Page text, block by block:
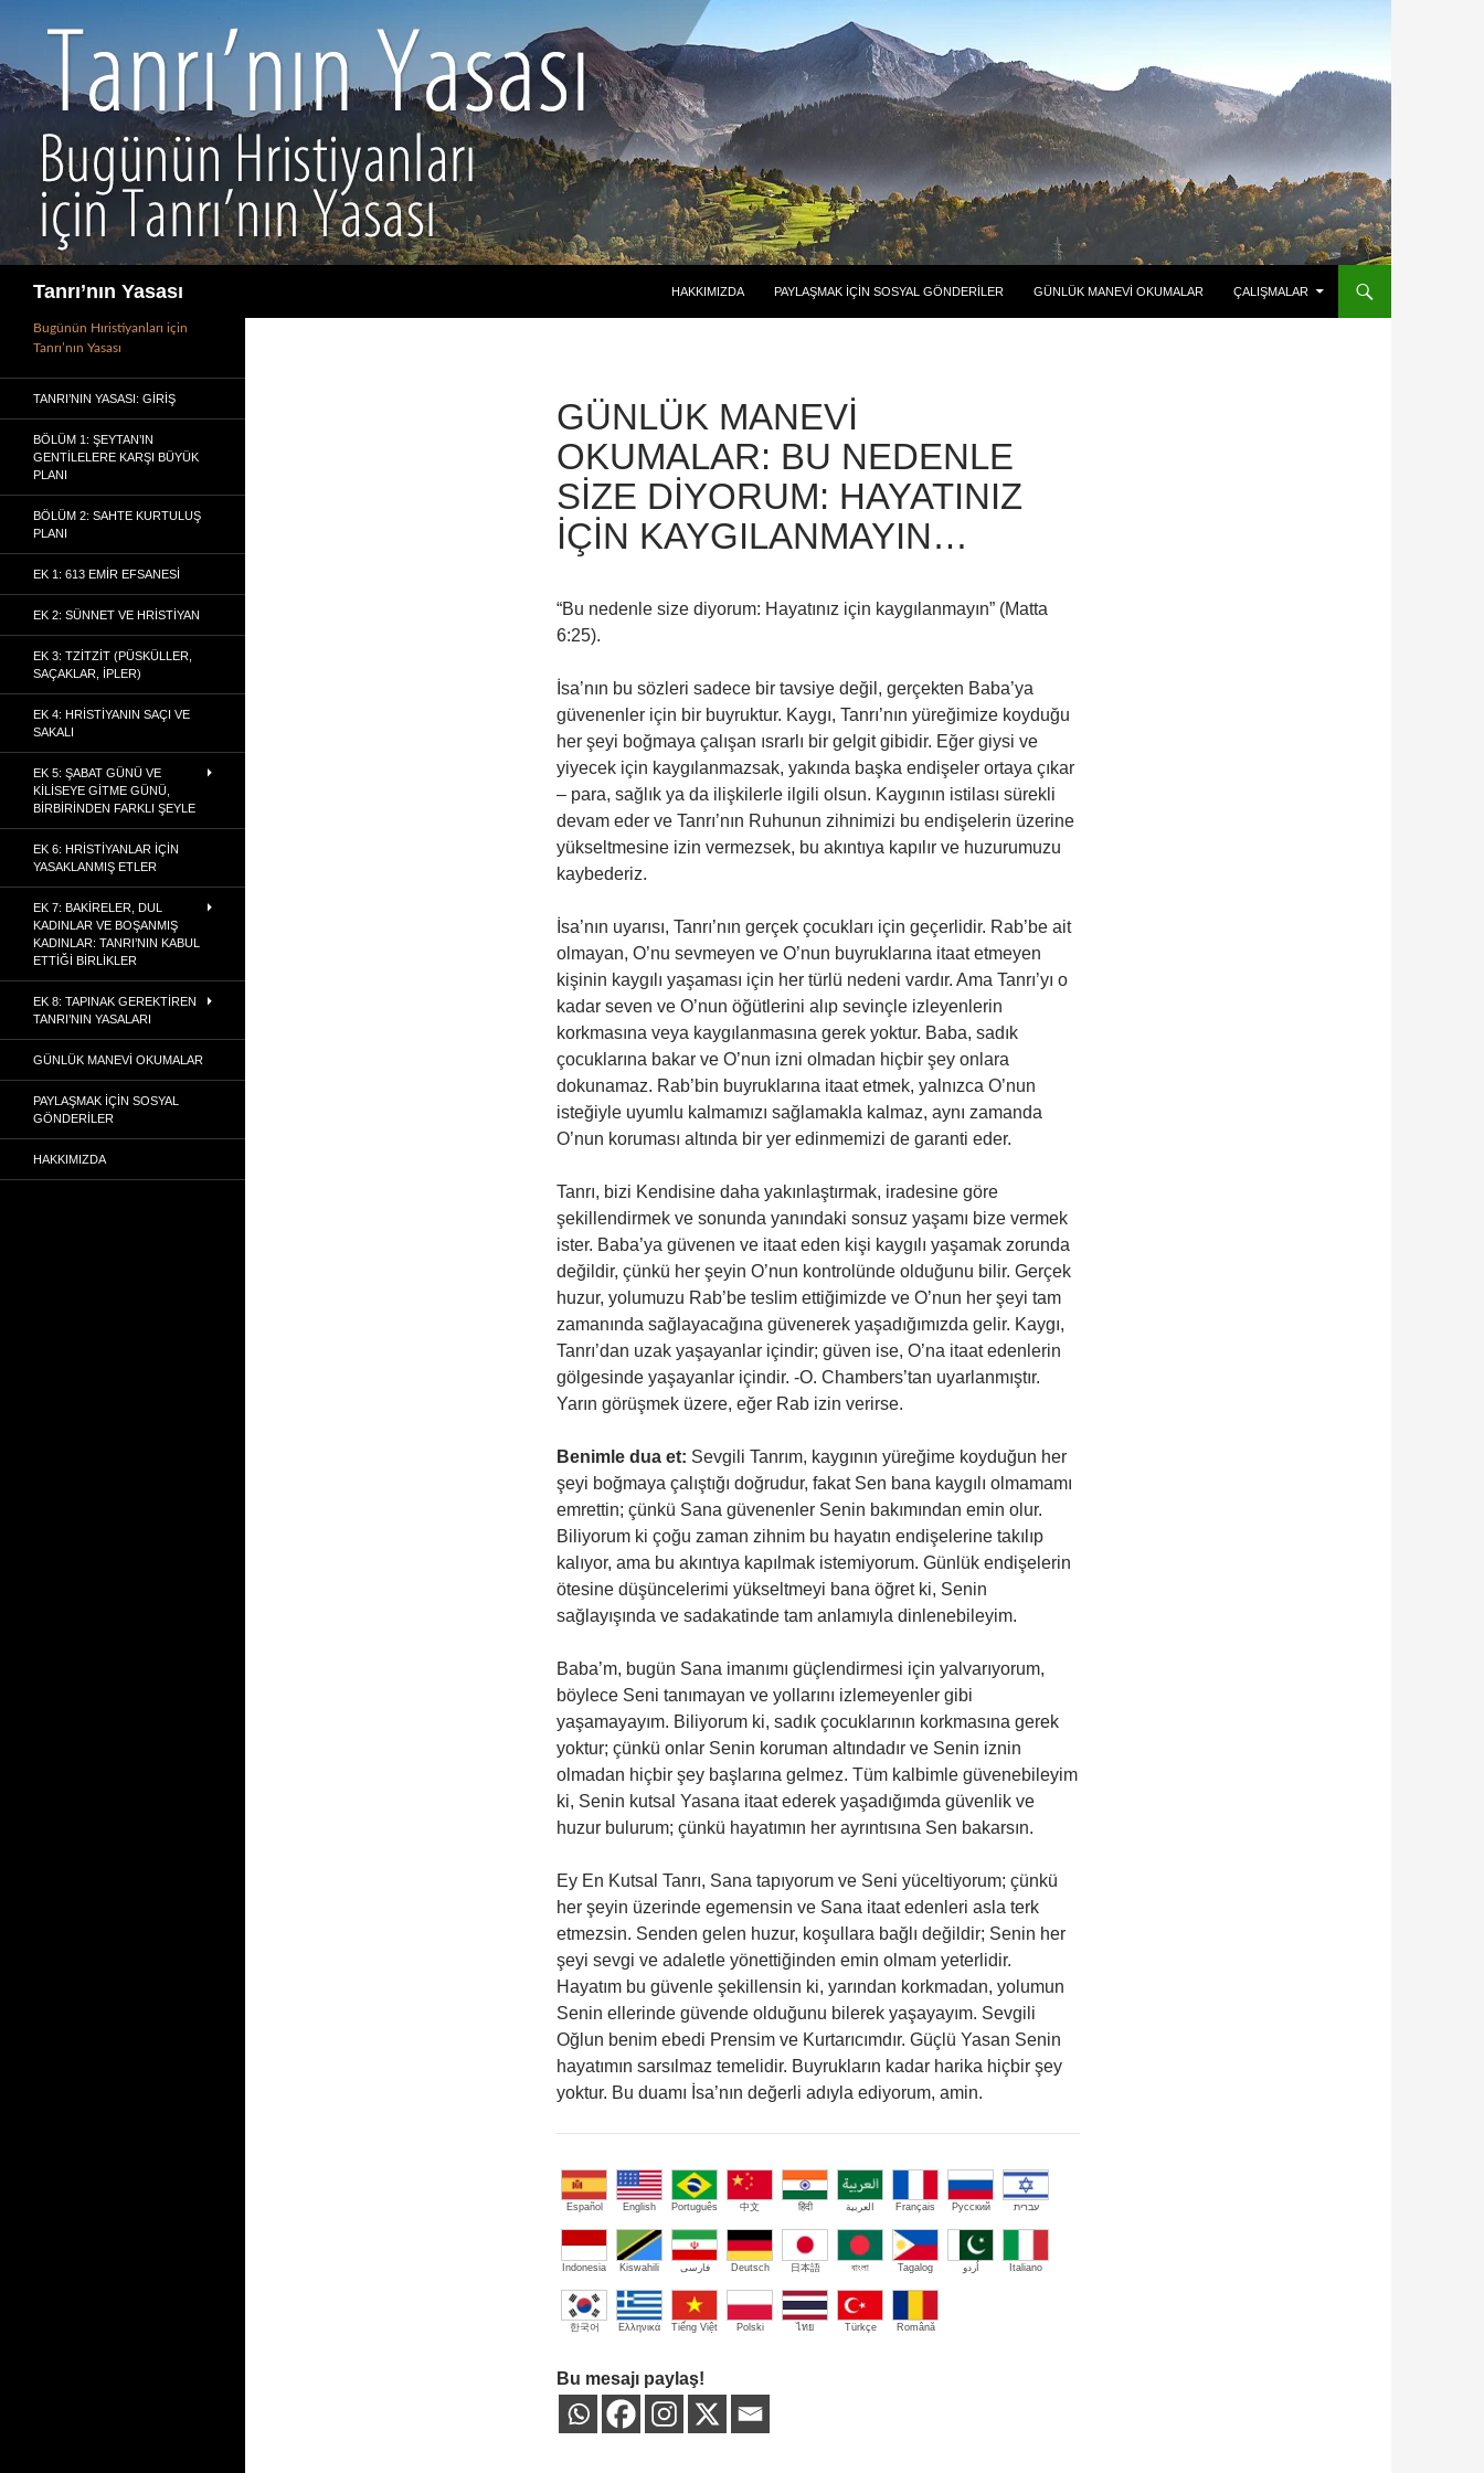
Tanrı’nın Yasası HAKKIMIZDA PAYLAŞMAK İÇIN SOSYAL GÖNDERILER GÜNLÜK MANEVI OKUMALAR ÇALIŞMALAR
GÜNLÜK MANEVI
OKUMALAR: BU NEDENLE
SIZE DIYORUM: HAYATINIZ
IÇIN KAYGILANMAYIN…
“Bu nedenle size diyorum: Hayatınız için kaygılanmayın” (Matta
6:25).
İsa’nın bu sözleri sadece bir tavsiye değil, gerçekten Baba’ya
güvenenler için bir buyruktur. Kaygı, Tanrı’nın yüreğimize koyduğu
her şeyi boğmaya çalışan ısrarlı bir gelgit gibidir. Eğer giysi ve
yiyecek için kaygılanmazsak, yakında başka endişeler ortaya çıkar
– para, sağlık ya da ilişkilerle ilgili olsun. Kaygının istilası sürekli
devam eder ve Tanrı’nın Ruhunun zihnimizi bu endişelerin üzerine
yükseltmesine izin vermezsek, bu akıntıya kapılır ve huzurumuzu
kaybederiz.
İsa’nın uyarısı, Tanrı’nın gerçek çocukları için geçerlidir. Rab’be ait
olmayan, O’nu sevmeyen ve O’nun buyruklarına itaat etmeyen
kişinin kaygılı yaşaması için her türlü nedeni vardır. Ama Tanrı’yı o
kadar seven ve O’nun öğütlerini alıp sevinçle izleyenlerin
korkmasına veya kaygılanmasına gerek yoktur. Baba, sadık
çocuklarına bakar ve O’nun izni olmadan hiçbir şey onlara
dokunamaz. Rab’bin buyruklarına itaat etmek, yalnızca O’nun
isteğiyle uyumlu kalmamızı sağlamakla kalmaz, aynı zamanda
O’nun koruması altında bir yer edinmemizi de garanti eder.
Tanrı, bizi Kendisine daha yakınlaştırmak, iradesine göre
şekillendirmek ve sonunda yanındaki sonsuz yaşamı bize vermek
ister. Baba’ya güvenen ve itaat eden kişi kaygılı yaşamak zorunda
değildir, çünkü her şeyin O’nun kontrolünde olduğunu bilir. Gerçek
huzur, yolumuzu Rab’be teslim ettiğimizde ve O’nun her şeyi tam
zamanında sağlayacağına güvenerek yaşadığımızda gelir. Kaygı,
Tanrı’dan uzak yaşayanlar içindir; güven ise, O’na itaat edenlerin
gölgesinde yaşayanlar içindir. -O. Chambers’tan uyarlanmıştır.
Yarın görüşmek üzere, eğer Rab izin verirse.
Benimle dua et: Sevgili Tanrım, kaygının yüreğime koyduğun her
şeyi boğmaya çalıştığı doğrudur, fakat Sen bana kaygılı olmamamı
emrettin; çünkü Sana güvenenler Senin bakımından emin olur.
Biliyorum ki çoğu zaman zihnim bu hayatın endişelerine takılıp
kalıyor, ama bu akıntıya kapılmak istemiyorum. Günlük endişelerin
ötesine düşüncelerimi yükseltmeyi bana öğret ki, Senin
sağlayışında ve sadakatinde tam anlamıyla dinlenebileyim.
Baba’m, bugün Sana imanımı güçlendirmesi için yalvarıyorum,
böylece Seni tanımayan ve yollarını izlemeyenler gibi
yaşamayayım. Biliyorum ki, sadık çocuklarının korkmasına gerek
yoktur; çünkü onlar Senin koruman altındadır ve Senin iznin
olmadan hiçbir şey başlarına gelmez. Tüm kalbimle güvenebileyim
ki, Senin kutsal Yasana itaat ederek yaşadığımda güvenlik ve
huzur bulurum; çünkü hayatımın her ayrıntısına Sen bakarsın.
Ey En Kutsal Tanrı, Sana tapıyorum ve Seni yüceltiyorum; çünkü
her şeyin üzerinde egemensin ve Sana itaat edenleri asla terk
etmezsin. Senden gelen huzur, koşullara bağlı değildir; Senin her
şeyi sevgi ve adaletle yönettiğinden emin olmam yeterlidir.
Hayatım bu güvenle şekillensin ki, yarından korkmadan, yolumun
Senin ellerinde güvende olduğunu bilerek yaşayayım. Sevgili
Oğlun benim ebedi Prensim ve Kurtarıcımdır. Güçlü Yasan Senin
hayatımın sarsılmaz temelidir. Buyrukların kadar harika hiçbir şey
yoktur. Bu duamı İsa’nın değerli adıyla ediyorum, amin.
Español English Português 中文 हिंदी العربية Français Русский עברית
Indonesia Kiswahili فارسی Deutsch 日本語 বাংলা Tagalog اُردو Italiano
한국어 Ελληνικά Tiếng Việt Polski ไทย Türkçe Română
Bu mesajı paylaş!
Bugünün Hıristiyanları için
Tanrı’nın Yasası
TANRI’NIN YASASI: GIRIŞ
BÖLÜM 1: ŞEYTAN’IN
GENTILELERE KARŞI BÜYÜK
PLANI
BÖLÜM 2: SAHTE KURTULUŞ
PLANI
EK 1: 613 EMIR EFSANESI
EK 2: SÜNNET VE HRISTIYAN
EK 3: TZITZIT (PÜSKÜLLER,
SAÇAKLAR, İPLER)
EK 4: HRISTIYANIN SAÇI VE
SAKALI
EK 5: ŞABAT GÜNÜ VE
KILISEYE GITME GÜNÜ,
BIRBIRINDEN FARKLI ŞEYLE
EK 6: HRISTIYANLAR İÇIN
YASAKLANMIŞ ETLER
EK 7: BAKIRELER, DUL
KADINLAR VE BOŞANMIŞ
KADINLAR: TANRI’NIN KABUL
ETTIĞI BIRLIKLER
EK 8: TAPINAK GEREKTIREN
TANRI’NIN YASALARI
GÜNLÜK MANEVI OKUMALAR
PAYLAŞMAK İÇIN SOSYAL
GÖNDERILER
HAKKIMIZDA